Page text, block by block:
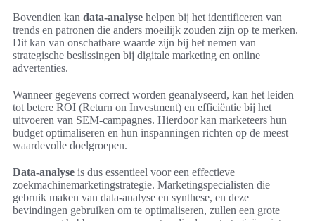
Bovendien kan data-analyse helpen bij het identificeren van
trends en patronen die anders moeilijk zouden zijn op te merken.
Dit kan van onschatbare waarde zijn bij het nemen van
strategische beslissingen bij digitale marketing en online
advertenties.
Wanneer gegevens correct worden geanalyseerd, kan het leiden
tot betere ROI (Return on Investment) en efficiëntie bij het
uitvoeren van SEM-campagnes. Hierdoor kan marketeers hun
budget optimaliseren en hun inspanningen richten op de meest
waardevolle doelgroepen.
Data-analyse is dus essentieel voor een effectieve
zoekmachinemarketingstrategie. Marketingspecialisten die
gebruik maken van data-analyse en synthese, en deze
bevindingen gebruiken om te optimaliseren, zullen een grote